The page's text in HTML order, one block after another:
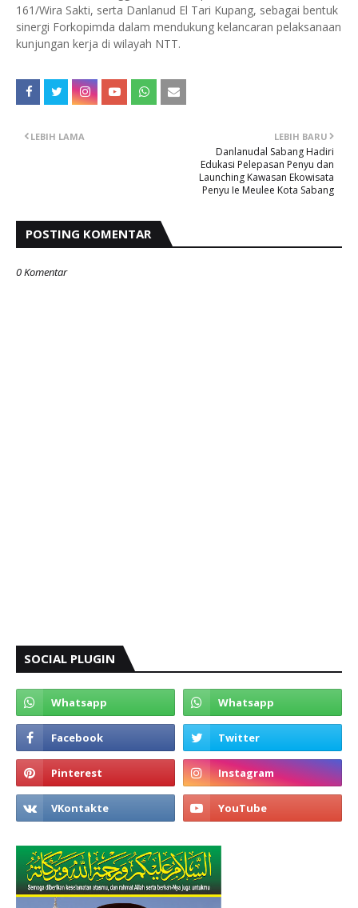
161/Wira Sakti, serta Danlanud El Tari Kupang, sebagai bentuk
sinergi Forkopimda dalam mendukung kelancaran pelaksanaan
kunjungan kerja di wilayah NTT.
LEBIH BARU
Danlanudal Sabang Hadiri
Edukasi Pelepasan Penyu dan
Launching Kawasan Ekowisata
Penyu Ie Meulee Kota Sabang
LEBIH LAMA
POSTING KOMENTAR
0 Komentar
SOCIAL PLUGIN